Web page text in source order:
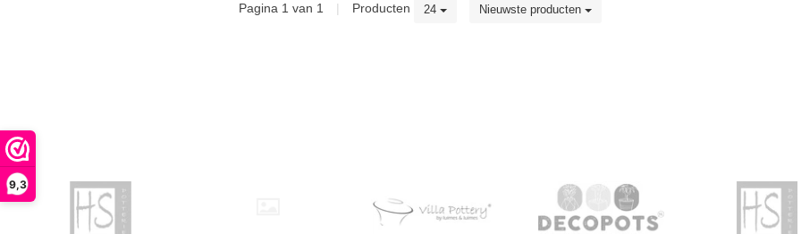
9,3
Pagina 1 van 1 | Producten 24 Nieuwste producten